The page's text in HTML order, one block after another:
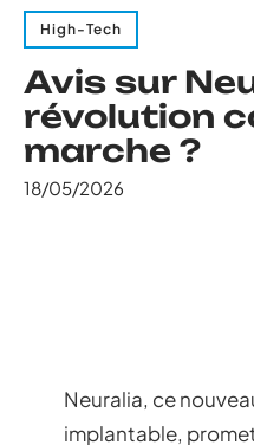
High-Tech
Avis sur
révolution
marche ?
18/05/2026
Neuralia, ce
implantable,